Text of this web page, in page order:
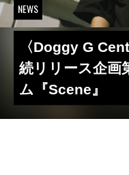
NEWS
〈Doggy G
続リリース企画
ム『Scene』